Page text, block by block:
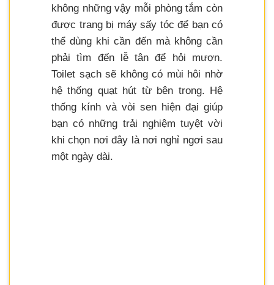
không những vậy mỗi phòng tắm còn
được trang bị máy sấy tóc để bạn có
thể dùng khi cần đến mà không cần
phải tìm đến lễ tân để hỏi mượn.
Toilet sạch sẽ không có mùi hôi nhờ
hệ thống quạt hút từ bên trong. Hệ
thống kính và vòi sen hiện đại giúp
bạn có những trải nghiệm tuyệt vời
khi chọn nơi đây là nơi nghỉ ngơi sau
một ngày dài.